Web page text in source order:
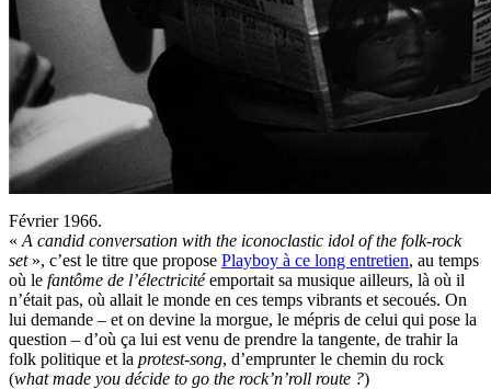
Février 1966.
« A candid conversation with the iconoclastic idol of the folk-rock
set», c’est le titre que propose Playboy à ce long entretien, au temps
où le fantôme de l’électricitéemportait sa musique ailleurs, là où il
n’était pas, où allait le monde en ces temps vibrants et secoués. On
lui demande – et on devine la morgue, le mépris de celui qui pose la
question – d’où ça lui est venu de prendre la tangente, de trahir la
folk politique et la protest-song, d’emprunter le chemin du rock
(what made you décide to go the rock’n’roll route ?)